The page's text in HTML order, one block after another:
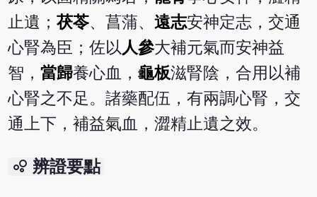
止遺；茯苓、菖蒲、遠志安神定志，交通
心腎為臣；佐以人參大補元氣而安神益
智，當歸養心血，龜板滋腎陰，合用以補
心腎之不足。諸藥配伍，有兩調心腎，交
通上下，補益氣血，澀精止遺之效。
bubble_chart 辨證要點